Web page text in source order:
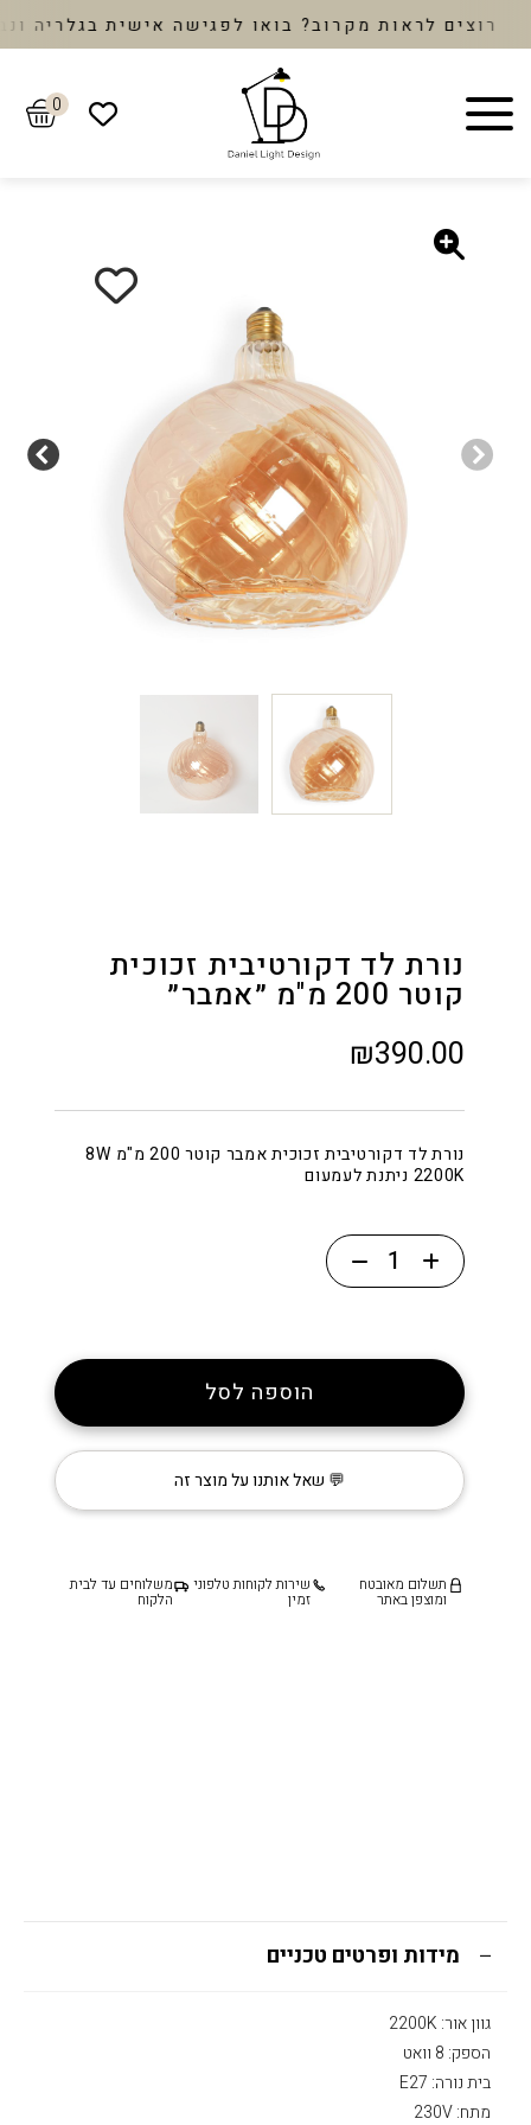
לראות מקרוב? בואו לפגישה אישית בגלריה
0
נורת לד דקורטיבית זכוכית
קוטר 200 מ"מ ״אמבר״
₪390.00
נורת לד דקורטיבית זכוכית אמבר קוטר 200 מ"מ 8W
2200K ניתנת לעמעום
כמות
של
קוטר
מ"מ
הוספה לסל
💬 שאל אותנו על מוצר זה
תשלום מאובטח
ומוצפן באתר
שירות לקוחות טלפוני
זמין
משלוחים עד לבית
הלקוח
מידות ופרטים טכניים
גוון אור: 2200K
הספק: 8 וואט
בית נורה: E27
מתח: 230V